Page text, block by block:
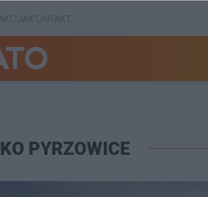
KONTAKT
PYRZOWICE